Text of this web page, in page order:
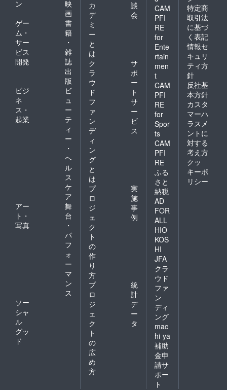
ン
映
画
ゲー
ム・
サー
ビス
開発
書
籍
・
雑
誌
出
版
ビジ
ネ
ス・
起業
ビ
ュ
ー
テ
ィ
ー
・
ヘ
ル
ス
ケ
ア
アー
ト・
写真
舞
台
・
パ
フ
ォ
ー
マ
ン
ス
ソー
シャ
ル
グッ
ド
カ
デ
ミ
ー
と
は
談
会
ク
ラ
ウ
ド
フ
ァ
ン
デ
ィ
ン
グ
と
は
サ
ポ
ー
ト
サ
ー
ビ
ス
プ
ロ
ジ
ェ
ク
ト
の
作
り
方
実
施
事
例
プ
ロ
ジ
ェ
ク
ト
の
広
め
方
統
計
デ
ー
タ
CAM
PFI
RE
for
Ente
rtain
men
t
CAM
PFI
RE
for
Spor
ts
CAM
PFI
RE
ふる
さと
納税
AD
FOR
ALL
HIO
KOS
HI
JFA
クラ
ウド
ファ
ン
ディ
ング
mac
hi-ya
補助
金申
請サ
ポー
ト
特定商
取引法
に基づ
く表記
情報セ
キュリ
ティ方
針
反社基
本方針
カスタ
マーハ
ラスメ
ントに
対する
考え方
クッ
キーポ
リシー